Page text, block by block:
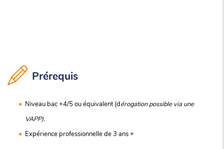
Prérequis
Niveau bac +4/5 ou équivalent (dérogation possible via une
VAPP).
Expérience professionnelle de 3 ans +